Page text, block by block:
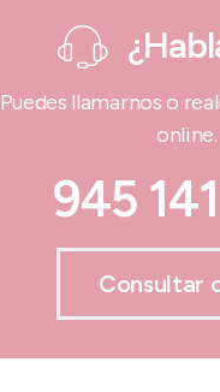
Puedes llamarnos o
online.
945
Consultar